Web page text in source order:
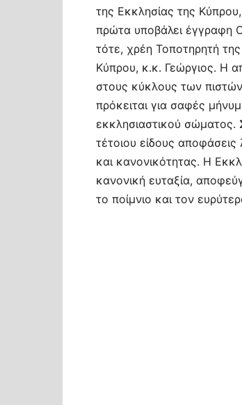
της Εκκλησίας της
πρώτα υποβάλει έγγραφη
τότε, χρέη Τοποτηρητή
Κύπρου, κ.κ. Γεώργιος. Η
στους κύκλους των
πρόκειται για σαφές
εκκλησιαστικού
τέτοιου είδους
και κανονικότητας. Η
κανονική ευταξία,
το ποίμνιο και τον